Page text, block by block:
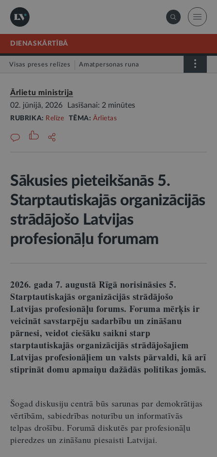
DIENASKĀRTĪBĀ
Visas preses relīzes Amatpersonas runa
Ārlietu ministrija
02. jūnijā, 2026
Lasīšanai: 2 minūtes
RUBRIKA: Relīze TĒMA:Ārlietas
Sākusies pieteikšanās 5.
Starptautiskajās organizācijās
strādājošo Latvijas
profesionāļu forumam
2026. gada 7. augustā Rīgā norisināsies 5.
Starptautiskajās organizācijās strādājošo
Latvijas profesionāļu forums. Foruma mērķis ir
veicināt savstarpēju sadarbību un zināšanu
pārnesi, veidot ciešāku saikni starp
starptautiskajās organizācijās strādājošajiem
Latvijas profesionāļiem un valsts pārvaldi, kā arī
stiprināt domu apmaiņu dažādās politikas jomās.
Šogad diskusiju centrā būs sarunas par demokrātijas
vērtībām, sabiedrības noturību un informatīvās
telpas drošību. Forumā diskutēs par profesionāļu
pieredzes un zināšanu piesaisti Latvijai.